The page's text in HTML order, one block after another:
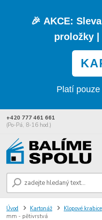
🎉 AKCE: Sleva
proložky|
Platí
+420 777 461 661
(Po-Pá, 8-16 hod.)
Úvod Kartonáž Klopové krabice
mm - pětivrstvá